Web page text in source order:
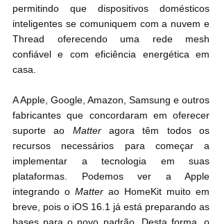
permitindo que dispositivos domésticos
inteligentes se comuniquem com a nuvem e
Thread oferecendo uma rede mesh
confiável e com eficiência energética em
casa.
A Apple, Google, Amazon, Samsung e outros
fabricantes que concordaram em oferecer
suporte ao Matter agora têm todos os
recursos necessários para começar a
implementar a tecnologia em suas
plataformas. Podemos ver a Apple
integrando o Matter ao HomeKit muito em
breve, pois o iOS 16.1 já está preparando as